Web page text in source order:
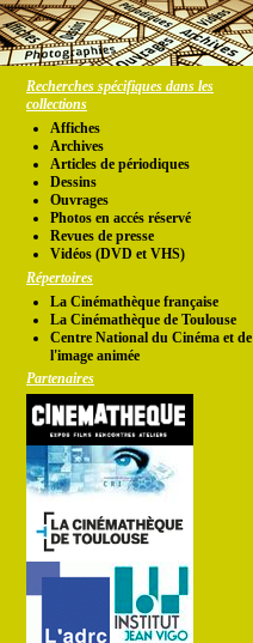
Recherches spécifiques dans les
collections
Affiches
Archives
Articles de périodiques
Dessins
Ouvrages
Photos en accés réservé
Revues de presse
Vidéos (DVD et VHS)
Répertoires
La Cinémathèque française
La Cinémathèque de Toulouse
Centre National du Cinéma et de
l'image animée
Partenaires